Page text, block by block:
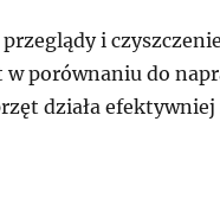
i
porównaniu do
działa efektywniej